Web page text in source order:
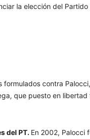
la elección del
formulados contra
que puesto en
del PT. En 2002, Palocci